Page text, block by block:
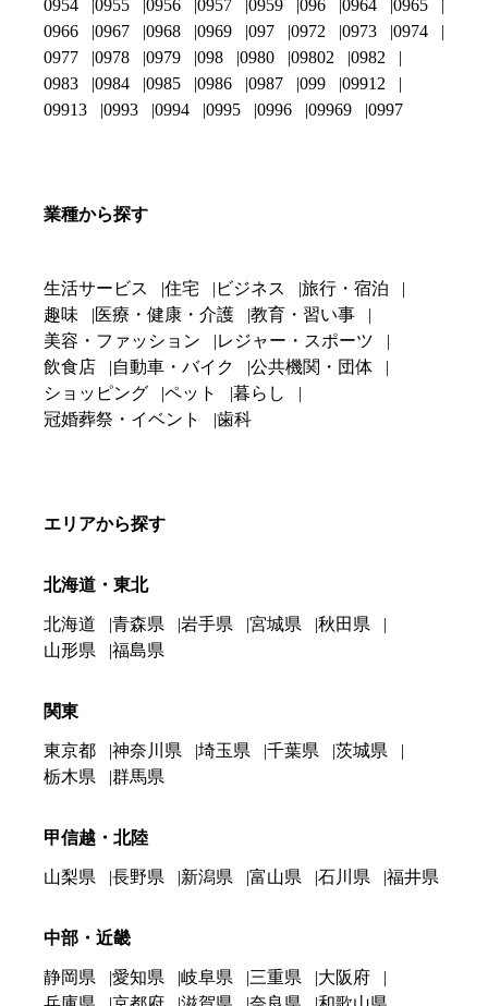
0954
0955 0956 0957 0959 096 0964
0965
0966
0967 0968 0969 097 0972 0973
0974
0977
0978 0979 098 0980 09802
0982
0983
0984 0985 0986 0987 099
09912
09913
0993 0994 0995 0996 09969 0997
業種から探す
生活サービス 住宅 ビジネス
旅行・宿泊
趣味
医療・健康・介護
教育・習い事
美容・ファッション
レジャー・スポーツ
飲食店
自動車・バイク
公共機関・団体
ショッピング
ペット
暮らし
冠婚葬祭・イベント
歯科
エリアから探す
北海道・東北
北海道 青森県 岩手県 宮城県
秋田県
山形県
福島県
関東
東京都 神奈川県 埼玉県 千葉県
茨城県
栃木県
群馬県
甲信越・北陸
山梨県 長野県 新潟県 富山県 石川県 福井県
中部・近畿
静岡県 愛知県 岐阜県 三重県
大阪府